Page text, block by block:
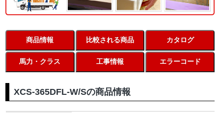
商品情報 比較される商品 カタログ
馬力・クラス 工事情報 エラーコード
XCS-365DFL-W/Sの商品情報